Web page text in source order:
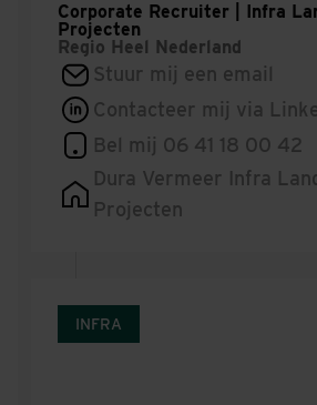
Corporate Recruiter | Infra
Projecten
Regio Heel Nederland
Stuur mij een email
Contacteer mij via
Bel mij 06 41 18 00 42
Dura Vermeer Infra
Projecten
INFRA